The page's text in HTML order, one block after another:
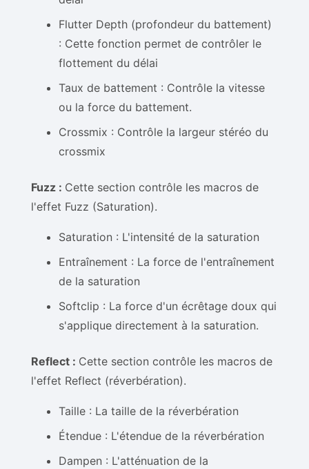
Flutter Depth (profondeur du battement)
: Cette fonction permet de contrôler le
flottement du délai
Taux de battement : Contrôle la vitesse
ou la force du battement.
Crossmix : Contrôle la largeur stéréo du
crossmix
Fuzz : Cette section contrôle les macros de
l'effet Fuzz (Saturation).
Saturation : L'intensité de la saturation
Entraînement : La force de l'entraînement
de la saturation
Softclip : La force d'un écrêtage doux qui
s'applique directement à la saturation.
Reflect : Cette section contrôle les macros de
l'effet Reflect (réverbération).
Taille : La taille de la réverbération
Étendue : L'étendue de la réverbération
Dampen : L'atténuation de la